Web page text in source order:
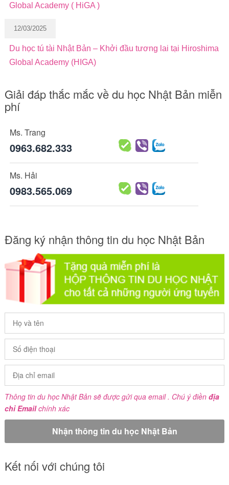
Global Academy ( HiGA )
12/03/2025
Du học tú tài Nhật Bản – Khởi đầu tương lai tại Hiroshima
Global Academy (HIGA)
Giải đáp thắc mắc về du học Nhật Bản miễn
phí
Ms. Trang
0963.682.333
Ms. Hải
0983.565.069
Đăng ký nhận thông tin du học Nhật Bản
Thông tin du học Nhật Bản sẽ được gửi qua email . Chú ý điền địa
chỉ Emailchính xác
Kết nối với chúng tôi